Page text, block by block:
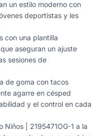
un estilo moderno con
deportistas y les
con una plantilla
aseguran un ajuste
sesiones de
de goma con tacos
agarre en césped
y el control en cada
| 2195471OG-1 a la